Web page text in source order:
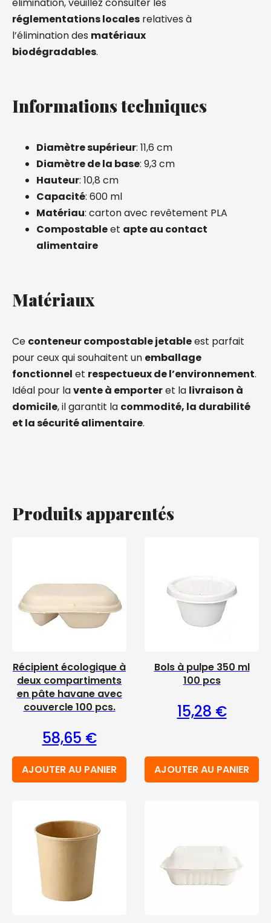
réglementations locales relatives à
l’élimination des matériaux
biodégradables.
Informations techniques
Diamètre supérieur: 11,6 cm
Diamètre de la base: 9,3 cm
Hauteur: 10,8 cm
Capacité: 600 ml
Matériau: carton avec revêtement PLA
Compostableet apte au contact
alimentaire
Matériaux
Ce conteneur compostable jetableest parfait
pour ceux qui souhaitent un emballage
fonctionnel et respectueux de l’environnement.
Idéal pour lavente à emporteret la livraison à
domicile, il garantit la commodité, la durabilité
et la sécurité alimentaire.
Produits apparentés
Récipient écologique à
deux compartiments
en pâte havane avec
couvercle 100 pcs.
58,65 €
AJOUTER AU PANIER
Bols à pulpe 350 ml
100 pcs
15,28 €
AJOUTER AU PANIER